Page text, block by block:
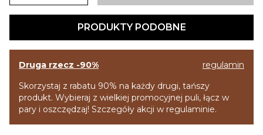
PRODUKTY PODOBNE
Druga rzecz -90%
regulamin
Skorzystaj z rabatu 90% na każdy drugi, tańszy
produkt. Wybieraj z wielkiej promocyjnej puli, łącz w
pary i oszczędzaj! Szczegóły akcji w regulaminie.